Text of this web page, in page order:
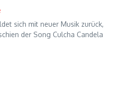
sich mit neuer Musik zurück,
der Song Culcha Candela